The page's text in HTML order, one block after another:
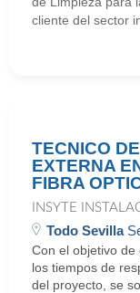
cliente del sector
TECNICO
EXTERNA
FIBRA
INSYTE
Todo Sevilla
Con el objetivo
los tiempos de
del proyecto, se